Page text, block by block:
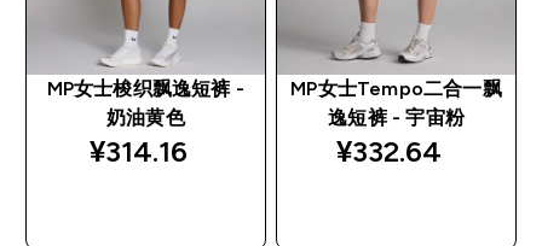
MP女士梭织飘逸短裤 -
奶油黄色
¥314.16‎
MP女士Tempo二合一飘
逸短裤 - 宇宙粉
¥332.64‎